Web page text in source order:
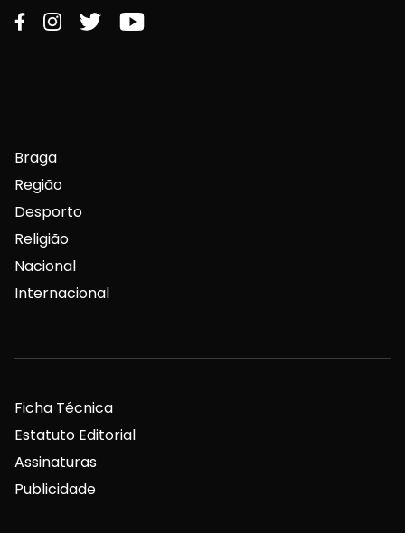
Braga
Região
Desporto
Religião
Nacional
Internacional
Ficha Técnica
Estatuto Editorial
Assinaturas
Publicidade